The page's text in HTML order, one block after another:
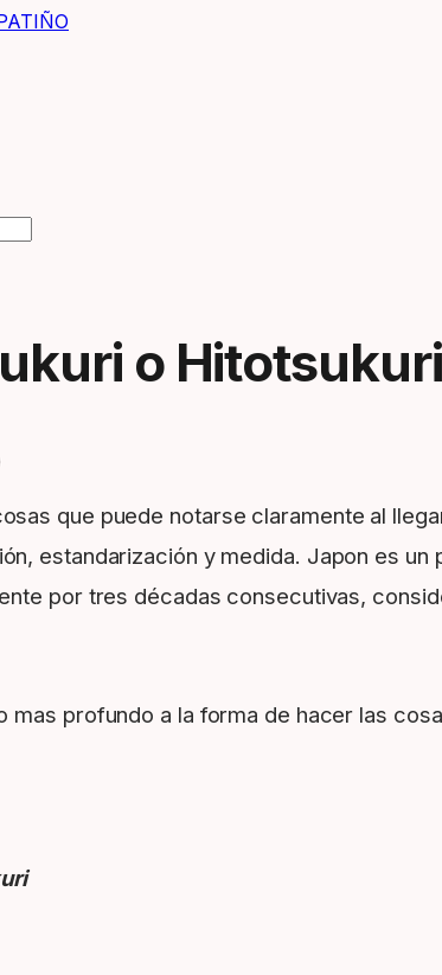
o Hitotsukuri
que puede notarse claramente al
estandarización y medida. Japon es
por tres décadas consecutivas,
mas profundo a la forma de hacer las